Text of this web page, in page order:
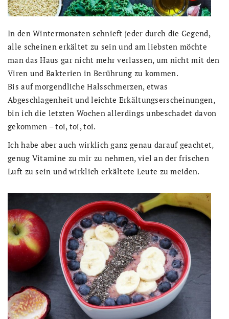
In den Wintermonaten schnieft jeder durch die Gegend,
alle scheinen erkältet zu sein und am liebsten möchte
man das Haus gar nicht mehr verlassen, um nicht mit den
Viren und Bakterien in Berührung zu kommen.
Bis auf morgendliche Halsschmerzen, etwas
Abgeschlagenheit und leichte Erkältungserscheinungen,
bin ich die letzten Wochen allerdings unbeschadet davon
gekommen – toi, toi, toi.
Ich habe aber auch wirklich ganz genau darauf geachtet,
genug Vitamine zu mir zu nehmen, viel an der frischen
Luft zu sein und wirklich erkältete Leute zu meiden.